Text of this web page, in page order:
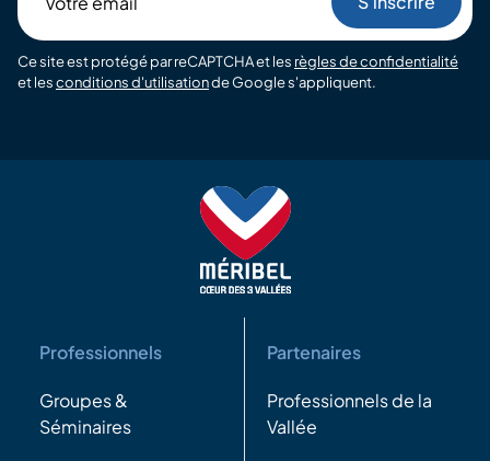
email
Ce site est protégé par reCAPTCHA et les règles de confidentialité
et lesconditions d'utilisationde Google s'appliquent.
Professionnels
Groupes &
Séminaires
Partenaires
Professionnels de la
Vallée